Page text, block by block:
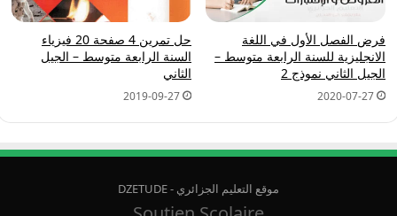
فرض الفصل الأول في اللغة
الانجليزية للسنة الرابعة متوسط –
الجيل الثاني نموذج 2
2020-07-27
حل تمرين 4 صفحة 20 فيزياء
السنة الرابعة متوسط – الجيل
الثاني
2019-09-27
موقع التعليم الجزائري - DZETUDE